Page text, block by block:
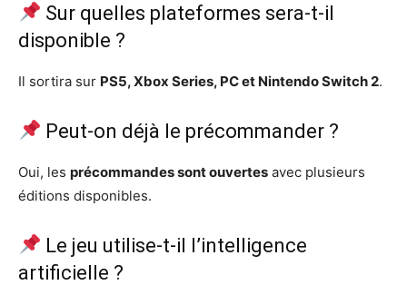
Sur quelles plateformes sera-t-il
disponible ?
Il sortira sur PS5, Xbox Series, PC et Nintendo Switch 2.
Peut-on déjà le précommander ?
Oui, les précommandes sont ouvertes avec plusieurs
éditions disponibles.
Le jeu utilise-t-il l’intelligence
artificielle ?